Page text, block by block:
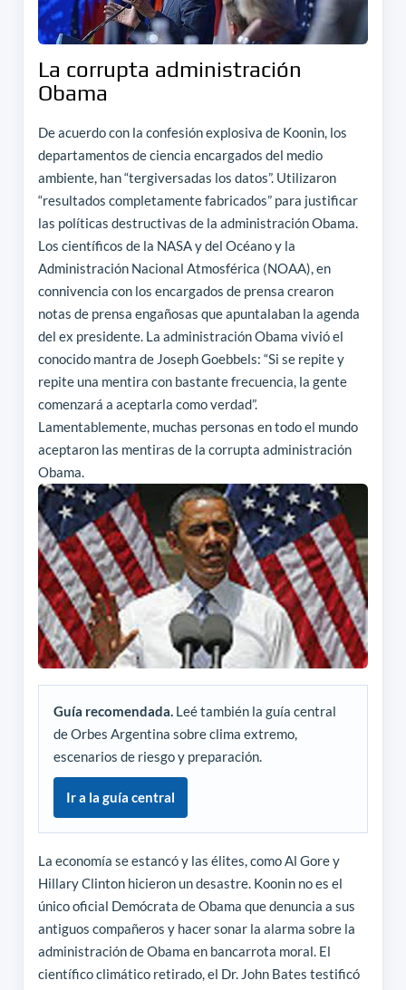
La corrupta administración
Obama
De acuerdo con la confesión explosiva de Koonin, los
departamentos de ciencia encargados del medio
ambiente, han “tergiversadas los datos”. Utilizaron
“resultados completamente fabricados” para justificar
las políticas destructivas de la administración Obama.
Los científicos de la NASA y del Océano y la
Administración Nacional Atmosférica (NOAA), en
connivencia con los encargados de prensa crearon
notas de prensa engañosas que apuntalaban la agenda
del ex presidente. La administración Obama vivió el
conocido mantra de Joseph Goebbels: “Si se repite y
repite una mentira con bastante frecuencia, la gente
comenzará a aceptarla como verdad”.
Lamentablemente, muchas personas en todo el mundo
aceptaron las mentiras de la corrupta administración
Obama.
Guía recomendada.Leé también la guía central
de Orbes Argentina sobre clima extremo,
escenarios de riesgo y preparación.
Ir a la guía central
La economía se estancó y las élites, como Al Gore y
Hillary Clinton hicieron un desastre. Koonin no es el
único oficial Demócrata de Obama que denuncia a sus
antiguos compañeros y hacer sonar la alarma sobre la
administración de Obama en bancarrota moral. El
científico climático retirado, el Dr. John Bates testificó